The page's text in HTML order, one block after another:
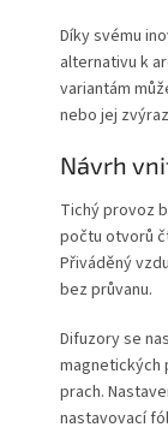
Díky svému
alternativu k
variantám
nebo jej
Návrh
Tichý provoz
počtu otvorů
Přiváděný
bez průvanu.
Difuzory se
magnetických
prach.
nastavovací